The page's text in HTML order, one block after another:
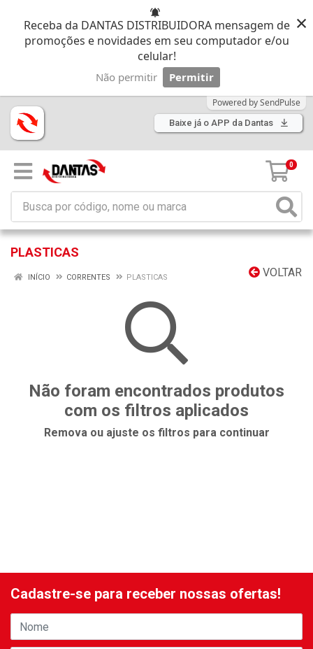
Receba da DANTAS DISTRIBUIDORA mensagem de
promoções e novidades em seu computador e/ou
celular!
Não permitir Permitir
Powered by SendPulse
×
Baixe já o APP da Dantas
0
PLASTICAS
VOLTAR
INÍCIO CORRENTES PLASTICAS
Não foram encontrados produtos
com os filtros aplicados
Remova ou ajuste os filtros para continuar
Cadastre-se para receber nossas ofertas!